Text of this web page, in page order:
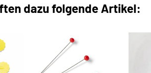
dazu folgende Artikel: